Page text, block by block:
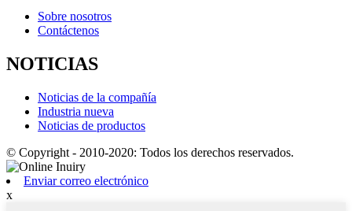
Sobre nosotros
Contáctenos
NOTICIAS
Noticias de la compañía
Industria nueva
Noticias de productos
© Copyright - 2010-2020: Todos los derechos reservados.
Enviar correo electrónico
x